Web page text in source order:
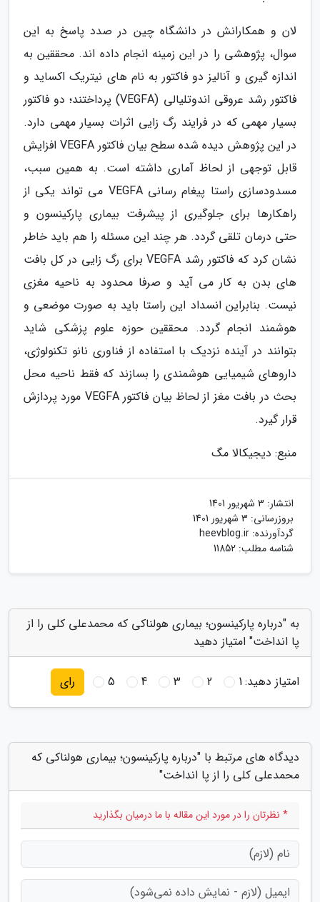
لان و همکارانش در دانشگاه چین در صدد پاسخ به این
سوال، پژوهشی را در این زمینه انجام داده اند. محققین به
اندازه گیری و آنالیز دو فاکتور به نام های نیتریک اکساید و
فاکتور رشد عروقی اندوتلیالی (VEGFA) پرداختند؛ دو فاکتور
بسیار مهمی که در فرایند رگ زایی اثرات بسیار مهمی دارد.
در این پژوهش دیده شده سطح بیان فاکتور VEGFA افزایش
قابل توجهی از لحاظ آماری داشته است. به همین سبب،
مسدودسازی راستا پیغام رسانی VEGFA می تواند یکی از
راهکارها برای جلوگیری از پیشرفت بیماری پارکینسون و
حتی درمان تلقی گردد. هر چند این مسئله را هم باید خاطر
نشان کرد که فاکتور رشد VEGFA برای رگ زایی در کل بافت
های بدن به کار می آید و صرفا محدود به ناحیه مغزی
نیست. بنابراین انسداد این راستا باید به صورت موضعی و
هوشمند انجام گردد. محققین حوزه علوم پزشکی شاید
بتوانند در آینده نزدیک با استفاده از فناوری نانو تکنولوژی،
داروهای شیمیایی هوشمندی را بسازند که فقط ناحیه محل
بحث در بافت مغز از لحاظ بیان فاکتور VEGFA مورد پردازش
قرار گیرد.
منبع: دیجیکالا مگ
انتشار: 3 شهریور 1401
بروزرسانی: 3 شهریور 1401
گردآورنده: heevblog.ir
شناسه مطلب: 11852
به "درباره پارکینسون؛ بیماری هولناکی که محمدعلی کلی را از
پا انداخت" امتیاز دهید
امتیاز دهید:1
2
3
4
5 رای
دیدگاه های مرتبط با "درباره پارکینسون؛ بیماری هولناکی که
محمدعلی کلی را از پا انداخت"
* نظرتان را در مورد این مقاله با ما درمیان بگذارید